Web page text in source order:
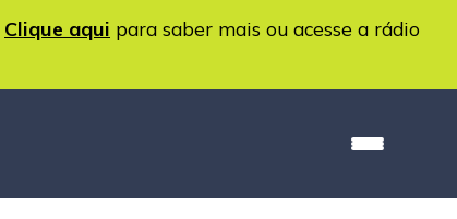
Clique aqui para saber mais ou acesse a rádio